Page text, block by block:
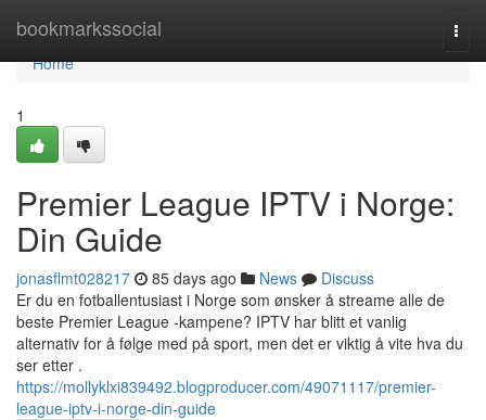
bookmarkssocial
Home
Home
1
Premier League IPTV i Norge:
Din Guide
jonasflmt028217 85 days ago News
Discuss
Er du en fotballentusiast i Norge som ønsker å streame alle de
beste Premier League -kampene? IPTV har blitt et vanlig
alternativ for å følge med på sport, men det er viktig å vite hva du
ser etter .
https://mollyklxi839492.blogproducer.com/49071117/premier-
league-iptv-i-norge-din-guide